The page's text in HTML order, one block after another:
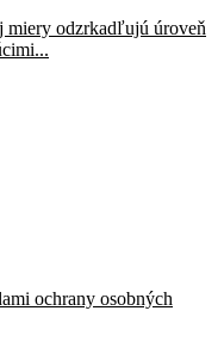
miery odzrkadľujú úroveň
ochrany osobných